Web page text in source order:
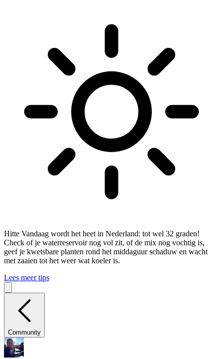
Hitte Vandaag wordt het heet in Nederland: tot wel 32 graden!
Check of je waterreservoir nog vol zit, of de mix nog vochtig is,
geef je kwetsbare planten rond het middaguur schaduw en wacht
met zaaien tot het weer wat koeler is.
Lees meer tips
Community